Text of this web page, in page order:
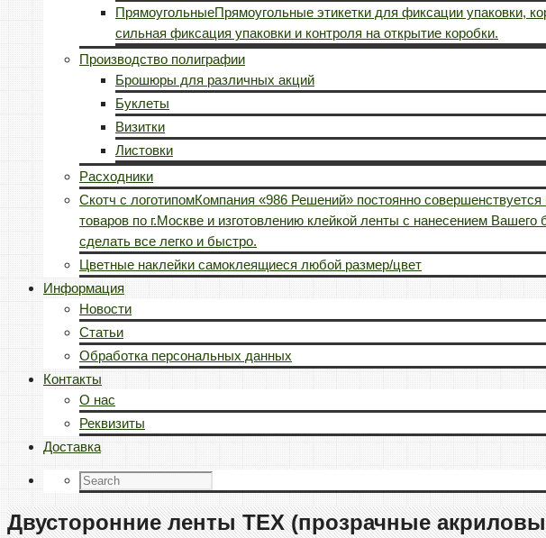
ПрямоугольныеПрямоугольные этикетки для фиксации упаковки,
сильная фиксация упаковки и контроля на открытие коробки.
Производство полиграфии
Брошюры для различных акций
Буклеты
Визитки
Листовки
Расходники
Скотч с логотипомКомпания «986 Решений» постоянно
товаров по г.Москве и изготовлению клейкой ленты с нанесением
сделать все легко и быстро.
Цветные наклейки самоклеящиеся любой размер/цвет
Информация
Новости
Статьи
Обработка персональных данных
Контакты
О нас
Реквизиты
Доставка
Двусторонние ленты TEX (прозрачные